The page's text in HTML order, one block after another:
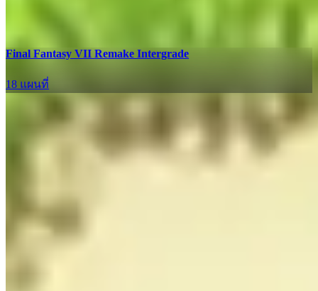
Final Fantasy VII Remake Intergrade
18 แผนที่